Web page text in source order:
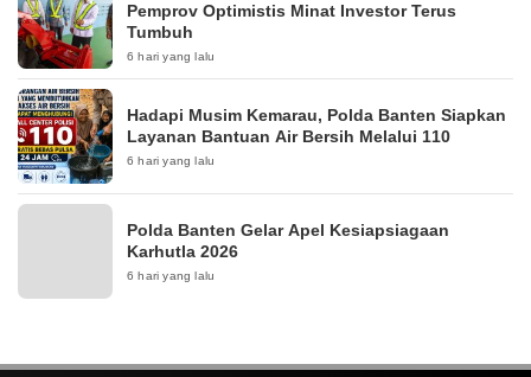
Pemprov Optimistis Minat Investor Terus
Tumbuh
6 hari yang lalu
Hadapi Musim Kemarau, Polda Banten Siapkan
Layanan Bantuan Air Bersih Melalui 110
6 hari yang lalu
Polda Banten Gelar Apel Kesiapsiagaan
Karhutla 2026
6 hari yang lalu